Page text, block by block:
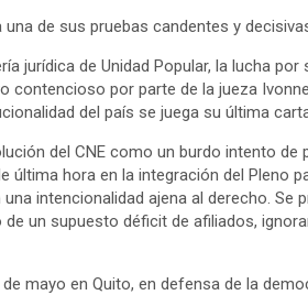
de sus pruebas candentes y
jurídica de Unidad Popular, la lucha
contencioso por parte de la jueza
del país se juega su última
del CNE como un burdo intento de
última hora en la integración del Pleno
intencionalidad ajena al derecho. Se
un supuesto déficit de afiliados,
mayo en Quito, en defensa de la